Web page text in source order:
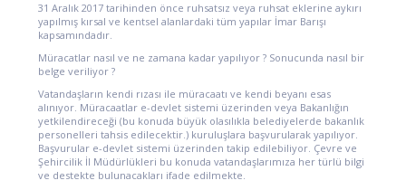
31 Aralık 2017 tarihinden önce ruhsatsız veya ruhsat eklerine aykırı
yapılmış kırsal ve kentsel alanlardaki tüm yapılar İmar Barışı
kapsamındadır.
Müracatlar nasıl ve ne zamana kadar yapılıyor ? Sonucunda nasıl bir
belge veriliyor ?
Vatandaşların kendi rızası ile müracaatı ve kendi beyanı esas
alınıyor. Müracaatlar e-devlet sistemi üzerinden veya Bakanlığın
yetkilendireceği (bu konuda büyük olasılıkla belediyelerde bakanlık
personelleri tahsis edilecektir.) kuruluşlara başvurularak yapılıyor.
Başvurular e-devlet sistemi üzerinden takip edilebiliyor. Çevre ve
Şehircilik İl Müdürlükleri bu konuda vatandaşlarımıza her türlü bilgi
ve destekte bulunacakları ifade edilmekte.